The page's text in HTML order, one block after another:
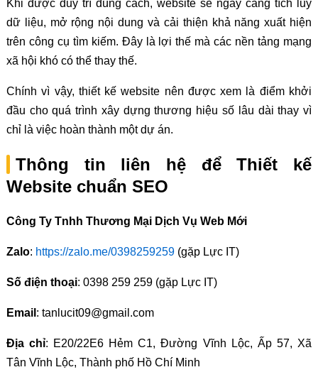
Khi được duy trì đúng cách, website sẽ ngày càng tích lũy
dữ liệu, mở rộng nội dung và cải thiện khả năng xuất hiện
trên công cụ tìm kiếm. Đây là lợi thế mà các nền tảng mạng
xã hội khó có thể thay thế.
Chính vì vậy, thiết kế website nên được xem là điểm khởi
đầu cho quá trình xây dựng thương hiệu số lâu dài thay vì
chỉ là việc hoàn thành một dự án.
Thông tin liên hệ để Thiết kế
Website chuẩn SEO
Công Ty Tnhh Thương Mại Dịch Vụ Web Mới
Zalo: https://zalo.me/0398259259(gặp Lực IT)
Số điện thoại: 0398 259 259 (gặp Lực IT)
Email : tanlucit09@gmail.com
Địa chỉ: E20/22E6 Hẻm C1, Đường Vĩnh Lộc, Ấp 57, Xã
Tân Vĩnh Lộc, Thành phố Hồ Chí Minh